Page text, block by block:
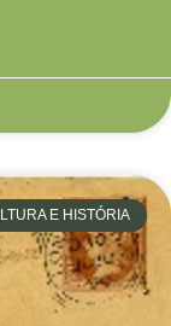
E HISTÓRIA